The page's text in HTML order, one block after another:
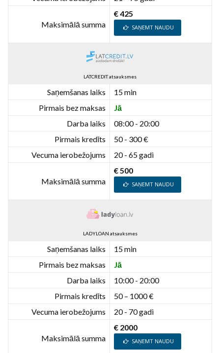
Maksimālā summa
€ 425
SAŅEMT NAUDU
LATCREDIT atsauksmes
Saņemšanas laiks
15 min
Pirmais bez maksas
Jā
Darba laiks
08:00 - 20:00
Pirmais kredīts
50 - 300 €
Vecuma ierobežojums
20 - 65 gadi
Maksimālā summa
€ 500
SAŅEMT NAUDU
LADYLOAN atsauksmes
Saņemšanas laiks
15 min
Pirmais bez maksas
Jā
Darba laiks
10:00 - 20:00
Pirmais kredīts
50 – 1000 €
Vecuma ierobežojums
20 - 70 gadi
Maksimālā summa
€ 2000
SAŅEMT NAUDU